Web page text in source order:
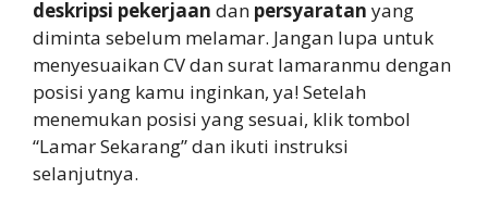
deskripsi pekerjaan dan persyaratan yang
diminta sebelum melamar. Jangan lupa untuk
menyesuaikan CV dan surat lamaranmu dengan
posisi yang kamu inginkan, ya! Setelah
menemukan posisi yang sesuai, klik tombol
“Lamar Sekarang” dan ikuti instruksi
selanjutnya.